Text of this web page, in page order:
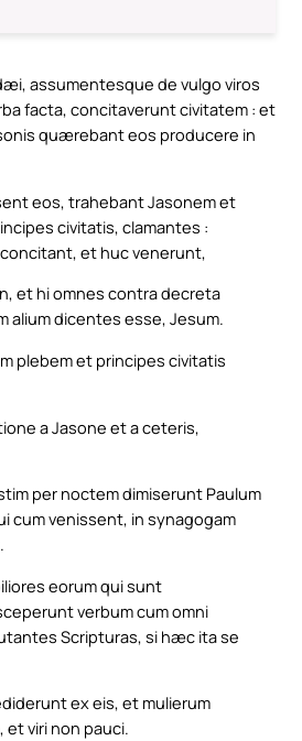
assumentesque de vulgo viros
facta, concitaverunt civitatem : et
quærebant eos producere in
eos, trahebant Jasonem et
civitatis, clamantes :
et huc venerunt,
et hi omnes contra decreta
alium dicentes esse, Jesum.
plebem et principes civitatis
a Jasone et a ceteris,
per noctem dimiserunt Paulum
cum venissent, in synagogam
eorum qui sunt
verbum cum omni
Scripturas, si hæc ita se
ex eis, et mulierum
viri non pauci.